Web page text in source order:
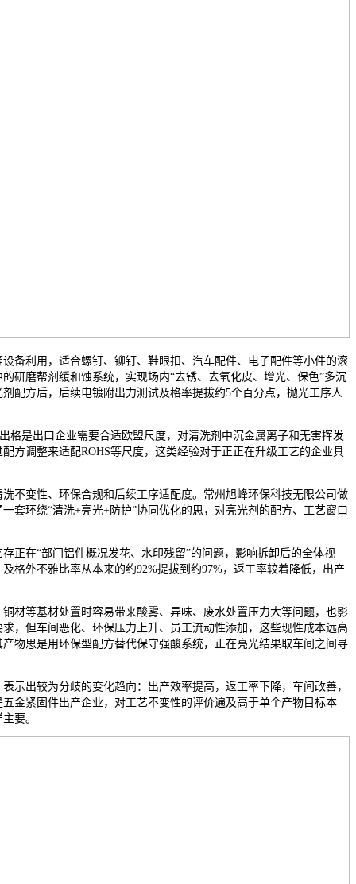
利用，适合螺钉、铆钉、鞋眼扣、汽车配件、电子配件等小件的滚
研磨帮剂缓和蚀系统，实现场内“去锈、去氧化皮、增光、保色”多沉
配方后，后续电镀附出力测试及格率提拔约5个百分点，抛光工序人
是出口企业需要合适欧盟尺度，对清洗剂中沉金属离子和无害挥发
方调整来适配ROHS等尺度，这类经验对于正正在升级工艺的企业具
变性、环保合规和后续工序适配度。常州旭峰环保科技无限公司做
套环绕“清洗+亮光+防护”协同优化的思，对亮光剂的配方、工艺窗口
在“部门铝件概况发花、水印残留”的问题，影响拆卸后的全体视
格外不雅比率从本来的约92%提拔到约97%，返工率较着降低，出产
等基材处置时容易带来酸雾、异味、废水处置压力大等问题，也影
，但车间恶化、环保压力上升、员工流动性添加，这些现性成本远高
物思是用环保型配方替代保守强酸系统，正在亮光结果取车间之间寻
出较为分歧的变化趋向：出产效率提高，返工率下降，车间改善，
金紧固件出产企业，对工艺不变性的评价遍及高于单个产物目标本
要。